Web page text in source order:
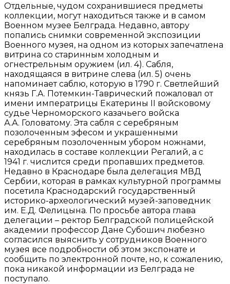
Отдельные, чудом сохранившиеся предметы
коллекции, могут находиться также и в самом
Военном музее Белграда. Недавно, автору
попались снимки современной экспозиции
Военного музея, на одном из которых запечатлена
витрина со старинным холодным и
огнестрельным оружием (ил. 4). Сабля,
находящаяся в витрине слева (ил. 5) очень
напоминает саблю, которую в 1790 г. Светлейший
князь Г.А. Потемкин-Таврический пожаловал от
имени императрицы Екатерины II войсковому
судье Черноморского казачьего войска
А.А. Головатому. Эта сабля с серебряным
позолоченным эфесом и украшенными
серебряным позолоченным убором ножнами,
находилась в составе коллекции Регалий, а с
1941 г. числится среди пропавших предметов.
Недавно в Краснодаре была делегация МВД
Сербии, которая в рамках культурной программы
посетила Краснодарский государственный
историко-археологический музей-заповедник
им. Е.Д. Фелицына. По просьбе автора глава
делегации – ректор Белградской полицейской
академии профессор Дане Субошич любезно
согласился выяснить у сотрудников Военного
музея все подробности об этом экспонате и
сообщить по электронной почте, но, к сожалению,
пока никакой информации из Белграда не
поступало.